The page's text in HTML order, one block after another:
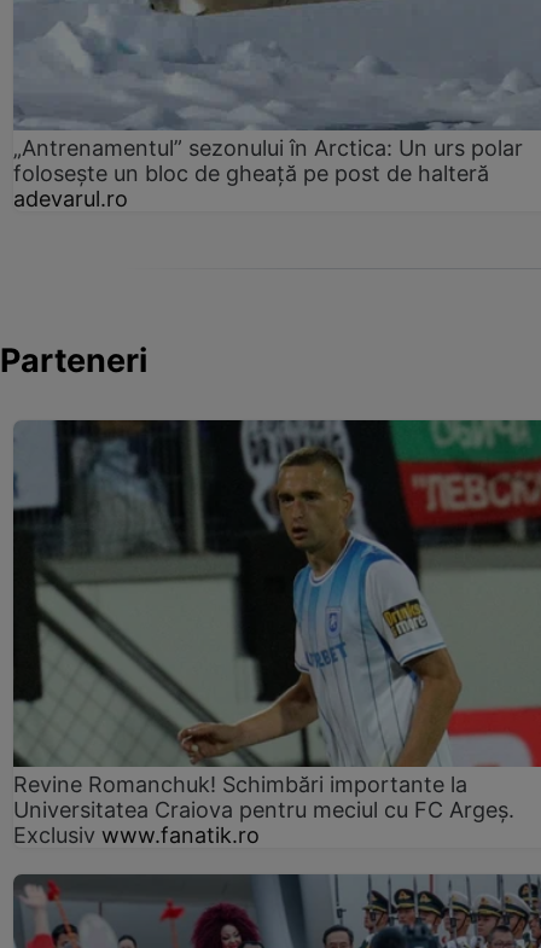
„Antrenamentul” sezonului în Arctica: Un urs polar
folosește un bloc de gheață pe post de halteră
adevarul.ro
Parteneri
Revine Romanchuk! Schimbări importante la
Universitatea Craiova pentru meciul cu FC Argeş.
Exclusiv www.fanatik.ro